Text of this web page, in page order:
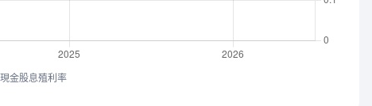
金股息殖利率